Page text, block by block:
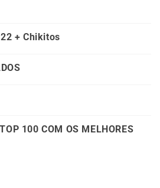
+ Chikitos
100 COM OS MELHORES